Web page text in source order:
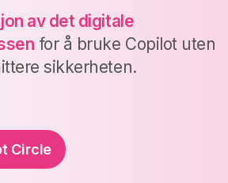
av det digitale
for å bruke Copilot uten
sikkerheten.
Circle